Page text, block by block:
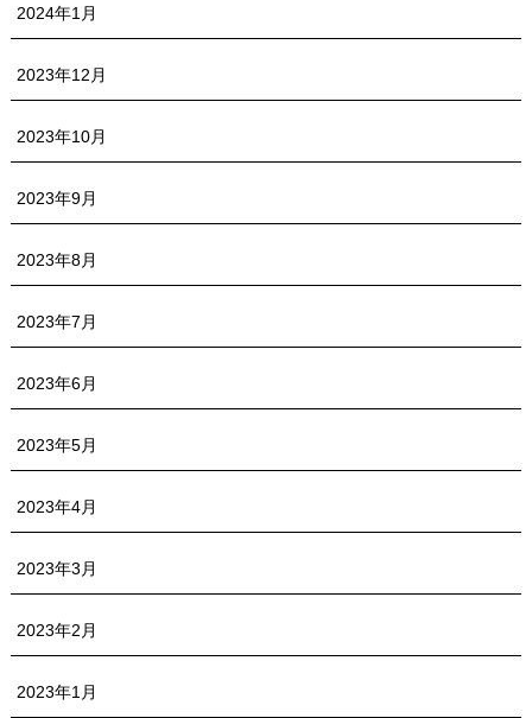
2024年1月
2023年12月
2023年10月
2023年9月
2023年8月
2023年7月
2023年6月
2023年5月
2023年4月
2023年3月
2023年2月
2023年1月